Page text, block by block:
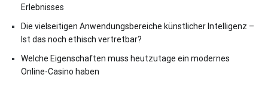
Erlebnisses
Die vielseitigen Anwendungsbereiche künstlicher Intelligenz –
Ist das noch ethisch vertretbar?
Welche Eigenschaften muss heutzutage ein modernes
Online-Casino haben